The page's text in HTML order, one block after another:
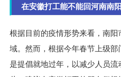
在安徽打工能不能回河南南
根据目前的疫情形势来看，南
域。然而，根据今年春节上级
是提倡就地过年，以减少人员